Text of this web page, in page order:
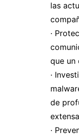
las
·
que un
·
de
·